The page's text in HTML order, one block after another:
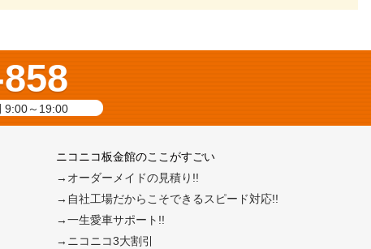
9:00～19:00
ニコニコ板金館のここがすごい
→オーダーメイドの見積り!!
→自社工場だからこそできるスピード対応!!
→一生愛車サポート!!
→ニコニコ3大割引